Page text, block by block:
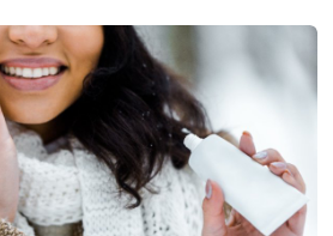
2026